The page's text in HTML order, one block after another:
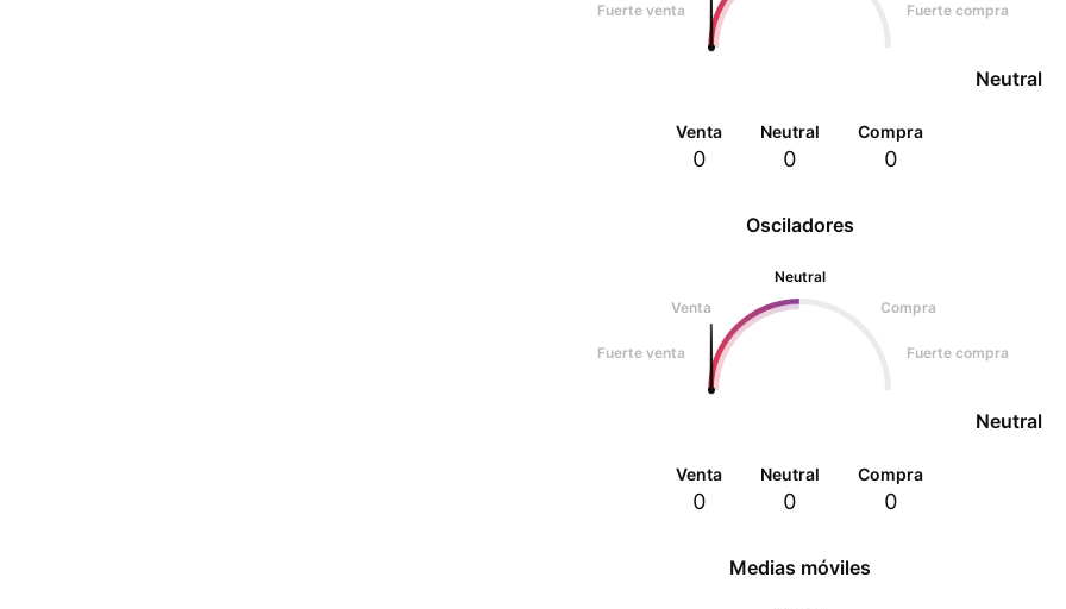
Osciladores
Neutral
Venta
Compra
Fuerte venta Fuerte compra
Neutral
Venta
0
Neutral
0
Compra
0
Fuerte venta Fuerte compra
Neutral
Venta
0
Neutral
0
Compra
0
Medias móviles